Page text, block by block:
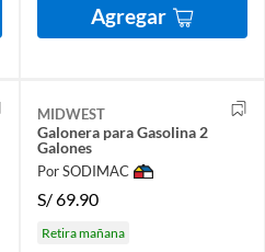
Agregar
MIDWEST
Galonera para Gasolina 2
Galones
Por SODIMAC
S/69.90
Retira mañana